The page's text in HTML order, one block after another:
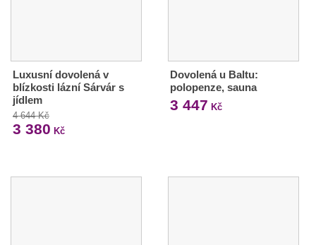
Luxusní dovolená v
blízkosti lázní Sárvár s
jídlem
4 644 Kč
3 380 Kč
Dovolená u Baltu:
polopenze, sauna
3 447 Kč